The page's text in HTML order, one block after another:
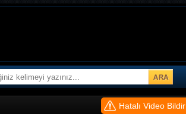
Hatalı Video Bildir